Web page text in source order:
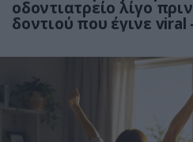
οδοντιατρείο λίγο
δοντιού που έγινε viral